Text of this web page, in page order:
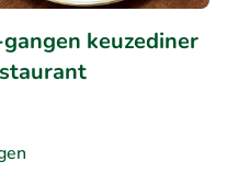
keuzediner